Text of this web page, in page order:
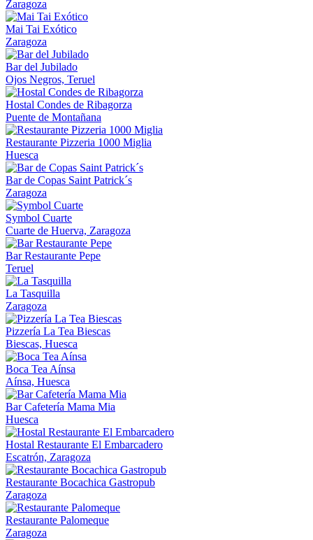
Zaragoza
Mai Tai Exótico
Zaragoza
Bar del Jubilado
Ojos Negros, Teruel
Hostal Condes de Ribagorza
Puente de Montañana
Restaurante Pizzeria 1000 Miglia
Huesca
Bar de Copas Saint Patrick´s
Zaragoza
Symbol Cuarte
Cuarte de Huerva, Zaragoza
Bar Restaurante Pepe
Teruel
La Tasquilla
Zaragoza
Pizzería La Tea Biescas
Biescas, Huesca
Boca Tea Aínsa
Aínsa, Huesca
Bar Cafetería Mama Mia
Huesca
Hostal Restaurante El Embarcadero
Escatrón, Zaragoza
Restaurante Bocachica Gastropub
Zaragoza
Restaurante Palomeque
Zaragoza